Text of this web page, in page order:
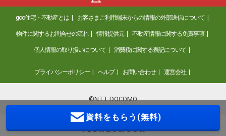
goo住宅・不動産とは お客さまご利用端末からの情報の外部送信について
物件に関するお問合せの流れ 情報提供元 不動産情報に関する免責事項
個人情報の取り扱いについて 消費税に関する表記について
プライバシーポリシー ヘルプ お問い合わせ 運営会社
©NTT DOCOMO
資料をもらう(無料)